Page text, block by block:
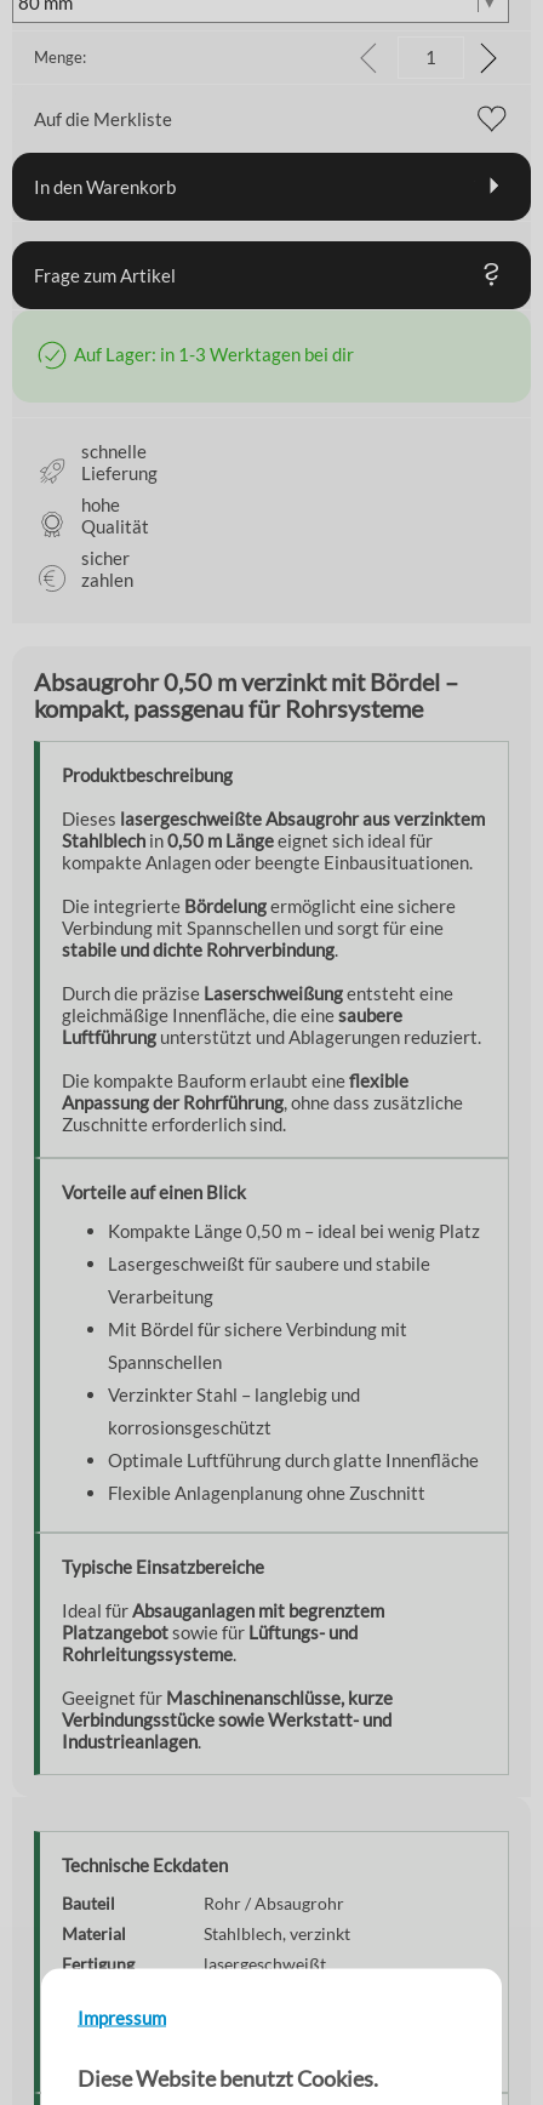
Impressum
Diese Website benutzt Cookies.
Menge:
Auf die Merkliste
In den Warenkorb
Frage zum Artikel
Auf Lager: in 1-3 Werktagen bei dir
schnelle
Lieferung
hohe
Qualität
sicher
zahlen
Absaugrohr 0,50 m verzinkt mit Bördel –
kompakt, passgenau für Rohrsysteme
Produktbeschreibung
Dieses lasergeschweißte Absaugrohr aus verzinktem
Stahlblech in0,50 m Längeeignet sich ideal für
kompakte Anlagen oder beengte Einbausituationen.
Die integrierte Bördelungermöglicht eine sichere
Verbindung mit Spannschellen und sorgt für eine
stabile und dichte Rohrverbindung
Durch die präzise Laserschweißungentsteht eine
gleichmäßige Innenfläche, die einesaubere
Luftführung unterstützt und Ablagerungen reduziert.
Die kompakte Bauform erlaubt eineflexible
Anpassung der Rohrführung , ohne dass zusätzliche
Zuschnitte erforderlich sind.
Vorteile auf einen Blick
Kompakte Länge 0,50 m – ideal bei wenig Platz
Lasergeschweißt für saubere und stabile
Verarbeitung
Mit Bördel für sichere Verbindung mit
Spannschellen
Verzinkter Stahl – langlebig und
korrosionsgeschützt
Optimale Luftführung durch glatte Innenfläche
Flexible Anlagenplanung ohne Zuschnitt
Typische Einsatzbereiche
Ideal für Absauganlagen mit begrenztem
Platzangebotsowie für Lüftungs- und
Rohrleitungssysteme
Geeignet für Maschinenanschlüsse, kurze
Verbindungsstücke sowie Werkstatt- und
Industrieanlagen
Technische Eckdaten
Bauteil
Rohr / Absaugrohr
Material
Stahlblech, verzinkt
Fertigung
lasergeschweißt
Länge